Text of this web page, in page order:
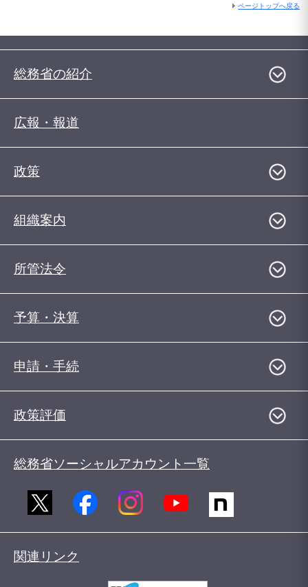
ページトップへ戻る
総務省の紹介
広報・報道
政策
組織案内
所管法令
予算・決算
申請・手続
政策評価
総務省ソーシャルアカウント一覧
関連リンク